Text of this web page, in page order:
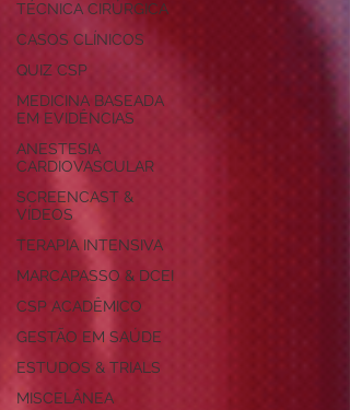
TÉCNICA CIRÚRGICA
CASOS CLÍNICOS
QUIZ CSP
MEDICINA BASEADA
EM EVIDÊNCIAS
ANESTESIA
CARDIOVASCULAR
SCREENCAST &
VÍDEOS
TERAPIA INTENSIVA
MARCAPASSO & DCEI
CSP ACADÊMICO
GESTÃO EM SAÚDE
ESTUDOS & TRIALS
MISCELÂNEA